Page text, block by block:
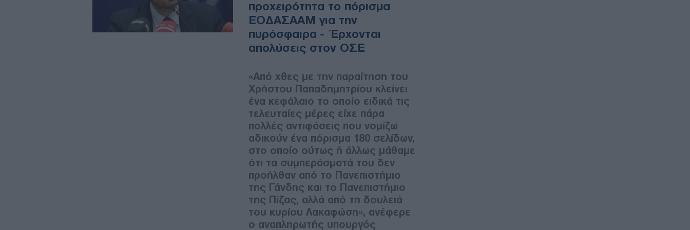
προχειρότητα το πόρισμα
ΕΟΔΑΣΑΑΜ για την
πυρόσφαιρα - Έρχονται
απολύσεις στον ΟΣΕ
«Από χθες με την παραίτηση του
Χρήστου Παπαδημητρίου κλείνει
ένα κεφάλαιο το οποίο ειδικά τις
τελευταίες μέρες είχε πάρα
πολλές αντιφάσεις που νομίζω
αδικούν ένα πόρισμα 180 σελίδων,
στο οποίο ούτως ή άλλως μάθαμε
ότι τα συμπεράσματά του δεν
προήλθαν από το Πανεπιστήμιο
της Γάνδης και το Πανεπιστήμιο
της Πίζας, αλλά από τη δουλειά
του κυρίου Λακαφώση», ανέφερε
ο αναπληρωτής υπουργός